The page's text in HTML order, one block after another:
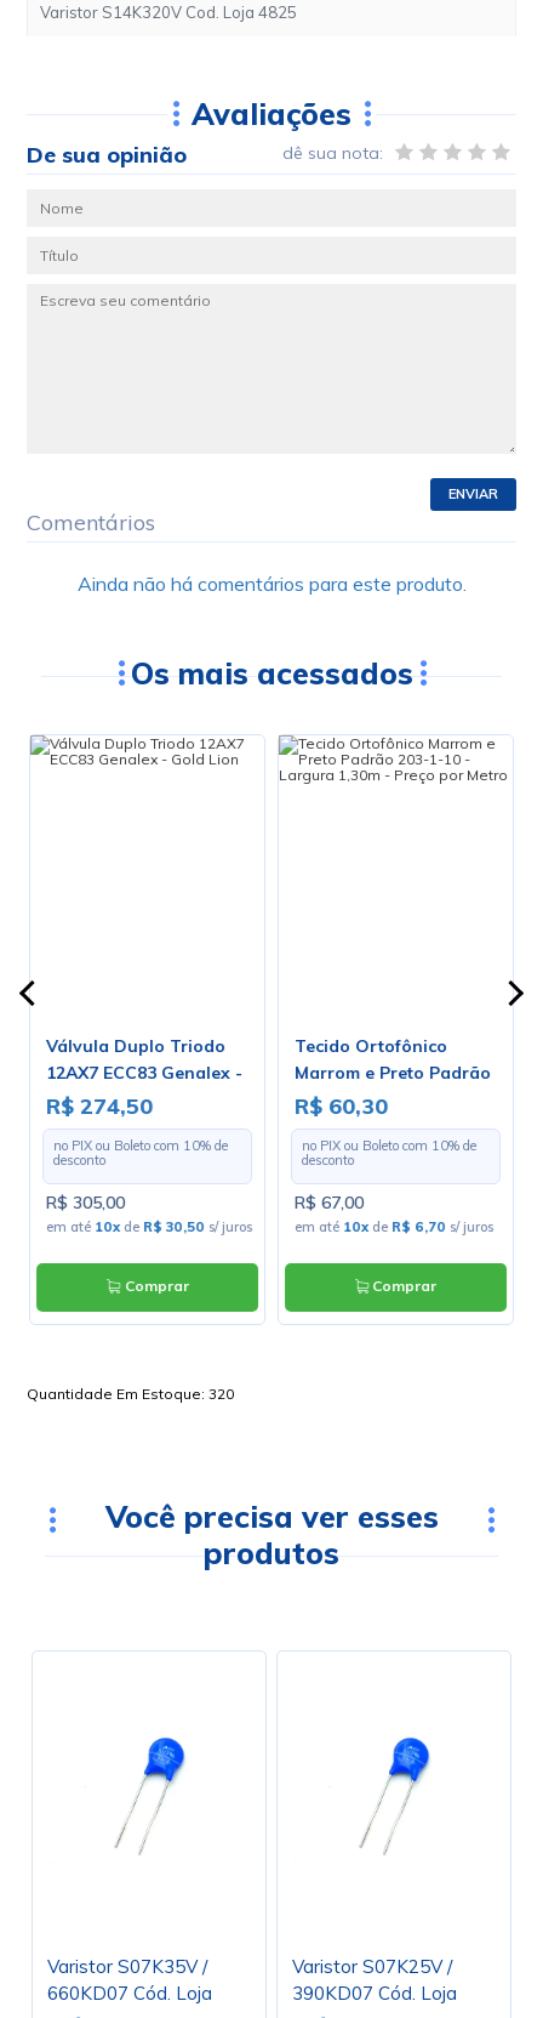
Varistor S14K320V Cod. Loja 4825
Avaliações
De sua opinião dê sua nota:
ENVIAR
Comentários
Ainda não há comentários para este produto.
Os mais acessados
Válvula Duplo Triodo
12AX7 ECC83 Genalex -
Gold Lion
R$ 274,50
no PIX ou Boleto com 10% de
desconto
R$ 305,00
em até 10xde R$ 30,50 s/ juros
Comprar
Tecido Ortofônico
Marrom e Preto Padrão
203-1-10 - Largura 1,30m
- Preço por Metro
R$ 60,30
no PIX ou Boleto com 10% de
desconto
R$ 67,00
em até 10xde R$ 6,70 s/ juros
Comprar
Quantidade Em Estoque:320
Você precisa ver esses
produtos
Varistor S07K35V /
660KD07 Cód. Loja
Varistor S07K25V /
390KD07 Cód. Loja